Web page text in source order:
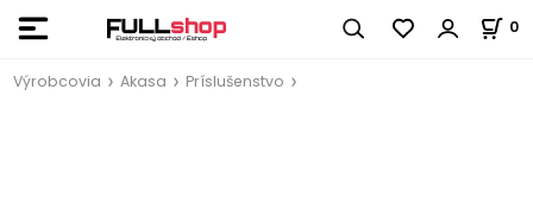
0
Výrobcovia Akasa Príslušenstvo